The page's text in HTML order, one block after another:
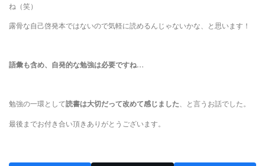
ね（笑）
露骨な自己啓発本ではないので気軽に読めるんじゃないかな、と思います！
語彙も含め、自発的な勉強は必要ですね…
勉強の一環として読書は大切だって改めて感じました、と言うお話でした。
最後までお付き合い頂きありがとうございます。